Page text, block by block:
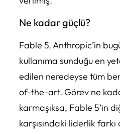
Ne kadar güçlü?
Fable 5, Anthropic’in
kullanıma sunduğu en
edilen neredeyse tüm
of-the-art. Görev ne
karmaşıksa, Fable 5’in
karşısındaki liderlik